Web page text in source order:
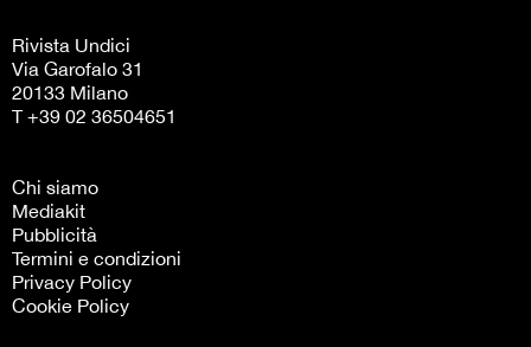
Rivista Undici
Via Garofalo 31
20133 Milano
T +39 02 36504651
Chi siamo
Mediakit
Pubblicità
Termini e condizioni
Privacy Policy
Cookie Policy